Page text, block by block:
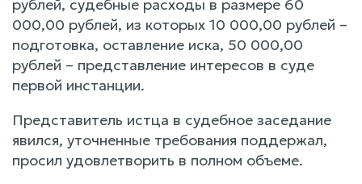
рублей, судебные расходы в размере 60
000,00 рублей, из которых 10 000,00 рублей –
подготовка, оставление иска, 50 000,00
рублей – представление интересов в суде
первой инстанции.
Представитель истца в судебное заседание
явился, уточненные требования поддержал,
просил удовлетворить в полном объеме.